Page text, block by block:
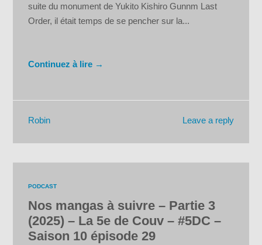
suite du monument de Yukito Kishiro Gunnm Last
Order, il était temps de se pencher sur la...
Continuez à lire →
Leave a reply
Robin
PODCAST
Nos mangas à suivre – Partie 3
(2025) – La 5e de Couv – #5DC –
Saison 10 épisode 29